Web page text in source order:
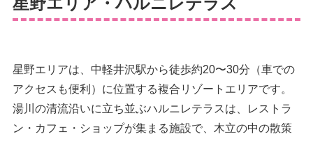
星野エリアは、中軽井沢駅から徒歩約20〜30分（車での
アクセスも便利）に位置する複合リゾートエリアです。
湯川の清流沿いに立ち並ぶハルニレテラスは、レストラ
ン・カフェ・ショップが集まる施設で、木立の中の散策